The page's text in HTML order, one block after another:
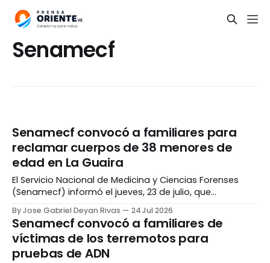
Senamecf
Senamecf convocó a familiares para
reclamar cuerpos de 38 menores de
edad en La Guaira
El Servicio Nacional de Medicina y Ciencias Forenses
(Senamecf) informó el jueves, 23 de julio, que
y adolescentes sin identificar en Bolipuertos Los Silos,
estado La Guaira. Mediante un comunicado publicado
en su cuenta de Instagram, la institución hizo un
llamado
By Jose Gabriel Deyan Rivas 24 Jul 2026
Senamecf convocó a familiares de
víctimas de los terremotos para
pruebas de ADN